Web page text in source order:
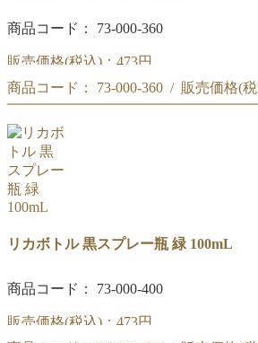
商品コード： 73-000-360
販売価格(税込)： 473円
黒スプレー瓶 青 100mL
商品コード： 73-000-360 / 販売価格(税
黒スプレー瓶 青 100mL
。
リカボトル 黒スプレー瓶 緑 100mL
商品コード： 73-000-400
販売価格(税込)： 473円